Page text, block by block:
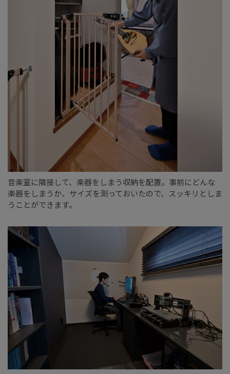
音楽室に隣接して、楽器をしまう収納を配置。事前にどんな
楽器をしまうか、サイズを測っておいたので、スッキリとしま
うことができます。